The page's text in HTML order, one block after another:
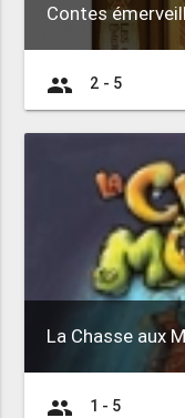
Contes
group 2 - 5
La Chasse aux
group 1 - 5